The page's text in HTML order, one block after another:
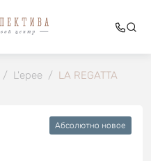
/ L'epee / LA REGATTA
Абсолютно новое